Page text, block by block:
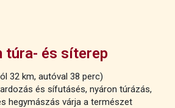
túra- és síterep
32 km, autóval 38 perc)
és sífutásés, nyáron túrázás,
hegymászás várja a természet